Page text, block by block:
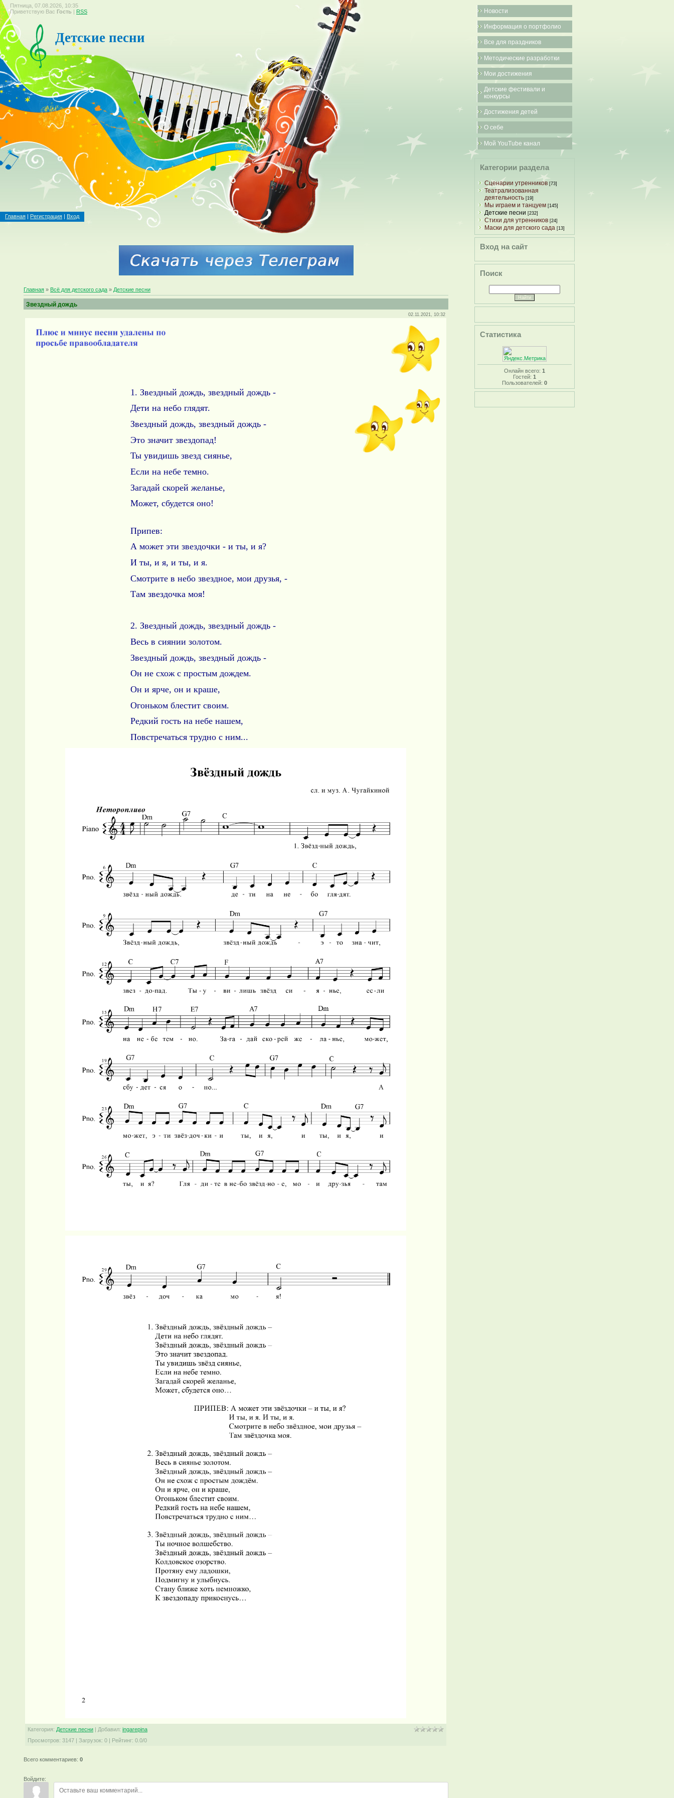
Пятница, 07.08.2026, 10:35
Приветствую Вас Гость | RSS
Детские песни
Главная | Регистрация | Вход
Главная » Всё для детского сада » Детские песни
Звездный дождь
02.11.2021, 10:32
1. Звездный дождь, звездный дождь -
Дети на небо глядят.
Звездный дождь, звездный дождь -
Это значит звездопад!
Ты увидишь звезд сиянье,
Если на небе темно.
Загадай скорей желанье,
Может, сбудется оно!
Припев:
А может эти звездочки - и ты, и я?
И ты, и я, и ты, и я.
Смотрите в небо звездное, мои друзья, -
Там звездочка моя!
2. Звездный дождь, звездный дождь -
Весь в сиянии золотом.
Звездный дождь, звездный дождь -
Он не схож с простым дождем.
Он и ярче, он и краше,
Огоньком блестит своим.
Редкий гость на небе нашем,
Повстречаться трудно с ним...
Категория: Детские песни | Добавил: ingarepina
Просмотров: 3147 |Загрузок: 0 | Рейтинг: 0.0/0
Всего комментариев:0
Войдите:
Новости
Информация о портфолио
Все для праздников
Методические разработки
Мои достижения
Детские фестивали и
конкурсы
Достижения детей
О себе
Мой YouTube канал
Категории раздела
Сценарии утренников [73]
Театрализованная
деятельность [19]
Мы играем и танцуем [145]
Детские песни [232]
Стихи для утренников [24]
Маски для детского сада [13]
Вход на сайт
Поиск
Статистика
Онлайн всего: 1
Гостей: 1
Пользователей: 0